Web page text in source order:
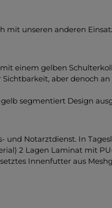
mit unseren anderen
einem gelben
aber denoch
segmentiert Design
und Notarztdienst. In
2 Lagen Laminat mit
Innenfutter aus